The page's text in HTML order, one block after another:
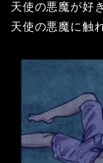
天使の悪魔が好
天使の悪魔に触